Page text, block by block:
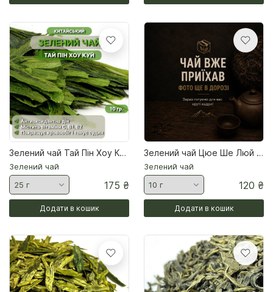
Зелений чай Тай Пін Хоу Куй Yí Píng Hóu Kuí весна 2025 р
Зелений чай
175 ₴
Додати в кошик
Зелений чай Цюе Ше Люй Ча «Воробині Язички»
Зелений чай
120 ₴
Додати в кошик